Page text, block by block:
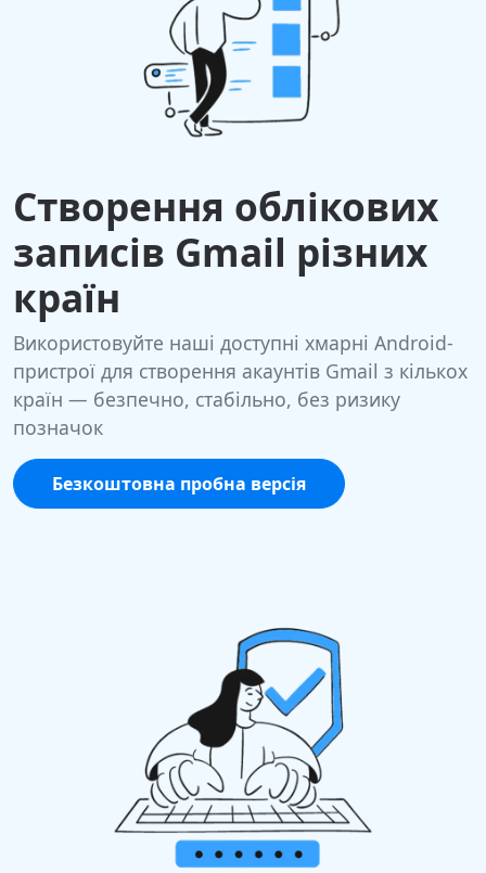
Створення облікових
записів Gmail різних
країн
Використовуйте наші доступні хмарні Android-
пристрої для створення акаунтів Gmail з кількох
країн — безпечно, стабільно, без ризику
позначок
Безкоштовна пробна версія